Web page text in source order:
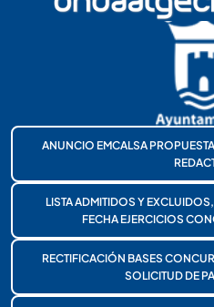
ANUNCIO EMCALSA
LISTA ADMITIDOS Y
FECHA EJERCICIOS
RECTIFICACIÓN BASES
SOLICITUD DE